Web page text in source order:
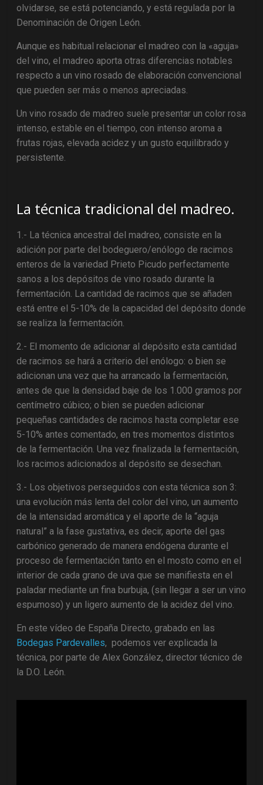
olvidarse, se está potenciando, y está regulada por la
Denominación de Origen León.
Aunque es habitual relacionar el madreo con la «aguja»
del vino, el madreo aporta otras diferencias notables
respecto a un vino rosado de elaboración convencional
que pueden ser más o menos apreciadas.
Un vino rosado de madreo suele presentar un color rosa
intenso, estable en el tiempo, con intenso aroma a
frutas rojas, elevada acidez y un gusto equilibrado y
persistente.
La técnica tradicional del madreo.
1.- La técnica ancestral del madreo, consiste en la
adición por parte del bodeguero/enólogo de racimos
enteros de la variedad Prieto Picudo perfectamente
sanos a los depósitos de vino rosado durante la
fermentación. La cantidad de racimos que se añaden
está entre el 5-10% de la capacidad del depósito donde
se realiza la fermentación.
2.- El momento de adicionar al depósito esta cantidad
de racimos se hará a criterio del enólogo: o bien se
adicionan una vez que ha arrancado la fermentación,
antes de que la densidad baje de los 1.000 gramos por
centímetro cúbico; o bien se pueden adicionar
pequeñas cantidades de racimos hasta completar ese
5-10% antes comentado, en tres momentos distintos
de la fermentación. Una vez finalizada la fermentación,
los racimos adicionados al depósito se desechan.
3.- Los objetivos perseguidos con esta técnica son 3:
una evolución más lenta del color del vino, un aumento
de la intensidad aromática y el aporte de la “aguja
natural” a la fase gustativa, es decir, aporte del gas
carbónico generado de manera endógena durante el
proceso de fermentación tanto en el mosto como en el
interior de cada grano de uva que se manifiesta en el
paladar mediante un fina burbuja, (sin llegar a ser un vino
espumoso) y un ligero aumento de la acidez del vino.
En este vídeo de España Directo, grabado en las
Bodegas Pardevalles, podemos ver explicada la
técnica, por parte de Alex González, director técnico de
la D.O. León.